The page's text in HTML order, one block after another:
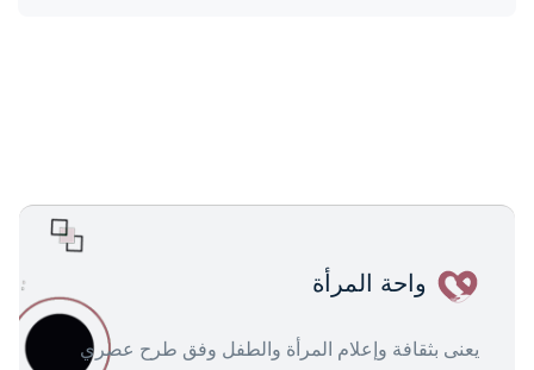
واحة المرأة
يعنى بثقافة وإعلام المرأة والطفل وفق طرح عصري